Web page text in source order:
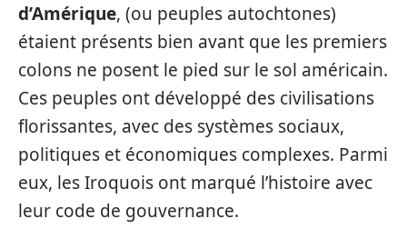
d’Amérique, (ou peuples autochtones)
étaient présents bien avant que les premiers
colons ne posent le pied sur le sol américain.
Ces peuples ont développé des civilisations
florissantes, avec des systèmes sociaux,
politiques et économiques complexes. Parmi
eux, les Iroquois ont marqué l’histoire avec
leur code de gouvernance.